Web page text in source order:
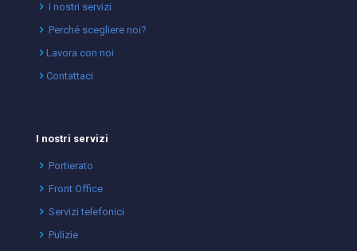
I nostri servizi
Perché scegliere noi?
Lavora con noi
Contattaci
I nostri servizi
Portierato
Front Office
Servizi telefonici
Pulizie